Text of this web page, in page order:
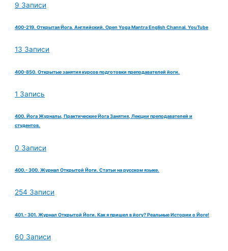
9 Записи
400-219. Открытая Йога. Английский. Open Yoga Mantra English Channal. YouTube
13 Записи
400-850. Открытые занятия курсов подготовки преподавателей йоги.
1 Запись
400. Йога Журналы, Практические Йога Занятия, Лекции преподавателей и
студентов.
0 Записи
400.- 300. Журнал Открытой Йоги. Статьи на русском языке.
254 Записи
401.- 301. Журнал Открытой Йоги. Как я пришел в йогу? Реальные Истории о Йоге!
60 Записи